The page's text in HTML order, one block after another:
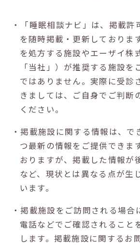
・「睡眠相談ナビ」は、掲載許
を随時掲載・更新しておりま
を処方する施設やエーザイ株
「当社」）が推奨する施設を
ではありません。実際に受診
きましては、ご自身でご判断
ください。
・掲載施設に関する情報は、で
つ最新の情報をご提供できま
おりますが、掲載した情報が
など、現状とは異なる点が生
います。
・掲載施設をご訪問される場合
電話などでご確認されること
します。掲載施設に関するお